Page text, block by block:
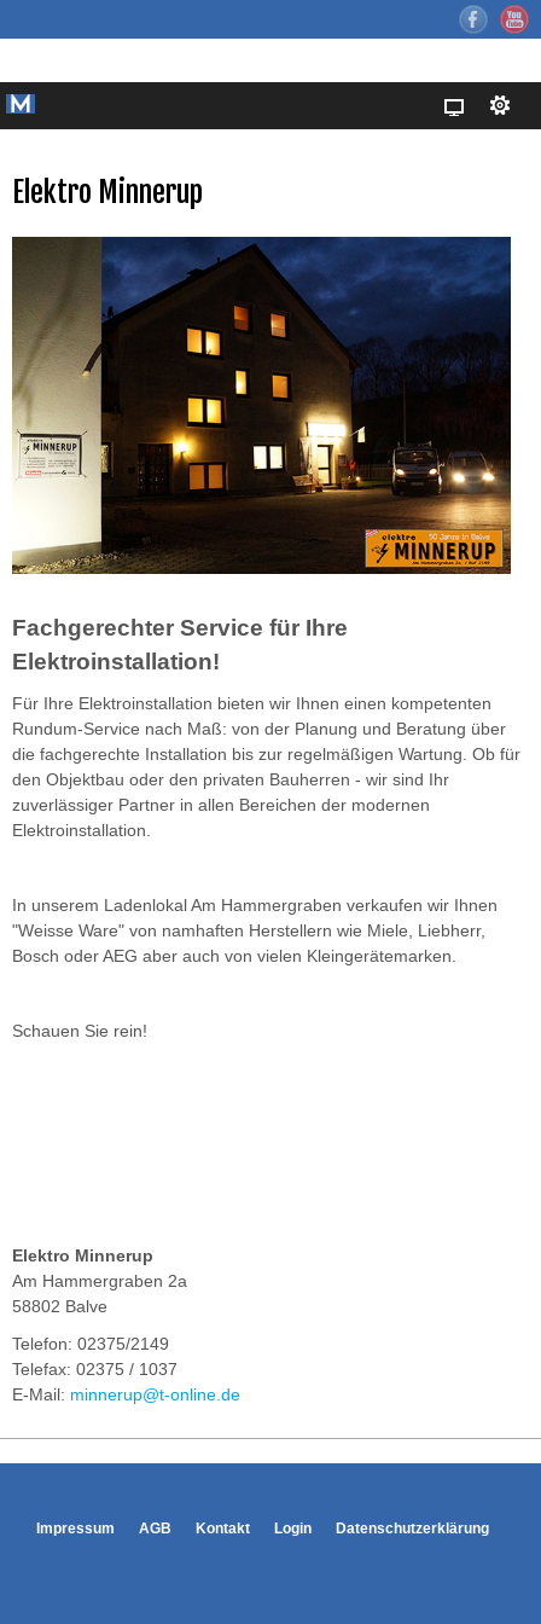
Elektro Minnerup
Fachgerechter Service für Ihre
Elektroinstallation!
Für Ihre Elektroinstallation bieten wir Ihnen einen kompetenten
Rundum-Service nach Maß: von der Planung und Beratung über
die fachgerechte Installation bis zur regelmäßigen Wartung. Ob für
den Objektbau oder den privaten Bauherren - wir sind Ihr
zuverlässiger Partner in allen Bereichen der modernen
Elektroinstallation.
In unserem Ladenlokal Am Hammergraben verkaufen wir Ihnen
"Weisse Ware" von namhaften Herstellern wie Miele, Liebherr,
Bosch oder AEG aber auch von vielen Kleingerätemarken.
Schauen Sie rein!
Elektro Minnerup
Am Hammergraben 2a
58802 Balve
Telefon: 02375/2149
Telefax: 02375 / 1037
E-Mail: minnerup@t-online.de
Impressum AGB Kontakt Login Datenschutzerklärung